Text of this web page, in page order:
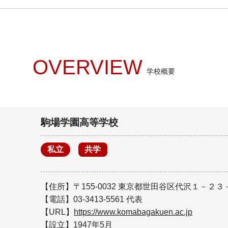
学校概要
OVERVIEW
駒場学園高等学校
私立 共学
【住所】〒155-0032 東京都世田谷区代沢１－２３
【電話】03-3413-5561 代表
【URL】
https://www.komabagakuen.ac.jp
【設立】1947年5月